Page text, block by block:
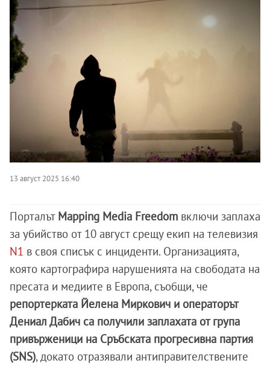
13 август 2025 16:40
Порталът Mapping Media Freedom включи заплаха
за убийство от 10 август срещу екип на телевизия
N1 в своя списък с инциденти. Организацията,
която картографира нарушенията на свободата на
пресата и медиите в Европа, съобщи, че
репортерката Йелена Миркович и операторът
Дениал Дабич са получили заплахата от група
привърженици на Сръбската прогресивна партия
(SNS), докато отразявали антиправителствените